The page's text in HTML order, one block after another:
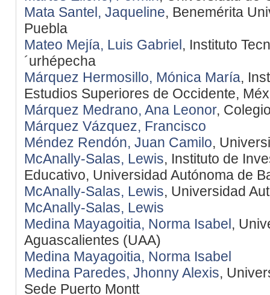
Mata Santel, Jaqueline, Benemérita
Puebla
Mateo Mejía, Luis Gabriel, Instituto
´urhépecha
Márquez Hermosillo, Mónica María,
Estudios Superiores de Occidente,
Márquez Medrano, Ana Leonor,
Márquez Vázquez, Francisco
Méndez Rendón, Juan Camilo,
McAnally-Salas, Lewis, Instituto de
Educativo, Universidad Autónoma de
McAnally-Salas, Lewis, Universidad
McAnally-Salas, Lewis
Medina Mayagoitia, Norma Isabel,
Aguascalientes (UAA)
Medina Mayagoitia, Norma Isabel
Medina Paredes, Jhonny Alexis,
Sede Puerto Montt